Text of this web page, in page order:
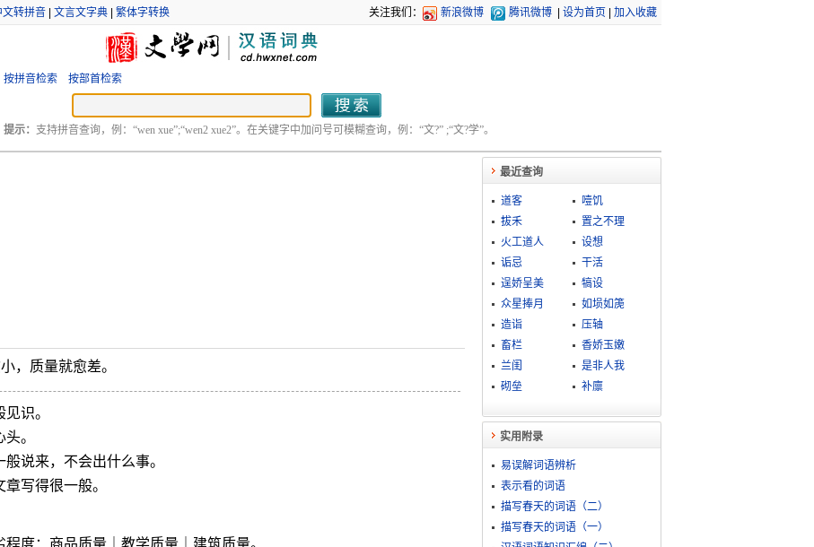
文转拼音| 文言文字典| 繁体字转换 关注我们： 新浪微博 腾讯微博 设为首页 加入收藏
按拼音检索 按部首检索
提示： 支持拼音查询，例：“wen xue”;“wen2 xue2”。在关键字中加问号可模糊查询，例：“文?” ;“文?学”。
，质量就愈差。
识。
。
说来，不会出什么事。
写得很一般。
度：商品质量｜教学质量｜建筑质量。
最近查询
道客
噎饥
拔禾
置之不理
火工道人
设想
诟忌
干活
逞娇呈美
犒设
众星捧月
如埙如箎
造诣
压轴
畜栏
香娇玉嫩
兰闺
是非人我
砌垒
补廪
实用附录
易误解词语辨析
表示看的词语
描写春天的词语（二）
描写春天的词语（一）